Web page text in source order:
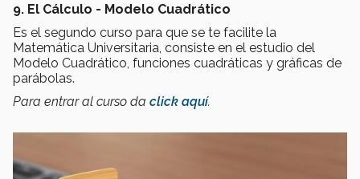
9. El Cálculo - Modelo Cuadrático
Es el segundo curso para que se te facilite la
Matemática Universitaria, consiste en el estudio del
Modelo Cuadrático, funciones cuadráticas y gráficas de
parábolas.
Para entrar al curso da click aquí.